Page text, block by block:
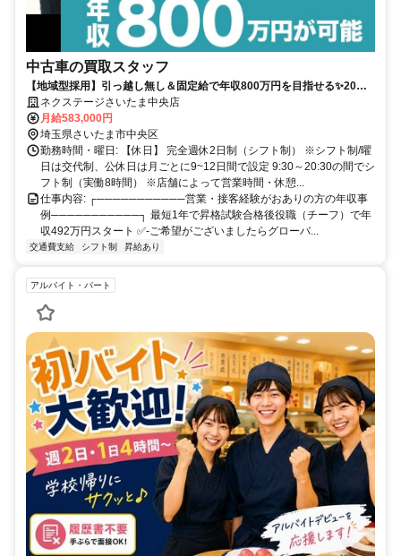
中古車の買取スタッフ
【地域型採用】引っ越し無し＆固定給で年収800万円を目指せる✨20～
30代活躍中✨賞与年4回❗✨年間休日120日+有給休暇5日✨
ネクステージさいたま中央店
月給583,000円
埼玉県さいたま市中央区
勤務時間・曜日: 【休日】 完全週休2日制（シフト制） ※シフト制/曜
日は交代制、公休日は月ごとに9~12日間で設定 9:30～20:30の間でシ
フト制（実働8時間） ※店舗によって営業時間・休憩...
仕事内容: ┌───────────営業・接客経験がおありの方の年収事
例───────────┐ 最短1年で昇格試験合格後役職（チーフ）で年
収492万円スタート ✅-ご希望がございましたらグローバ...
交通費支給 シフト制 昇給あり
アルバイト・パート